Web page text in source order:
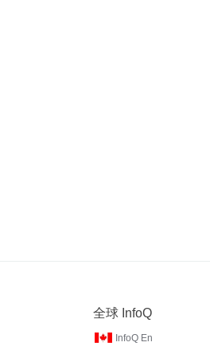
全球 InfoQ
InfoQ En